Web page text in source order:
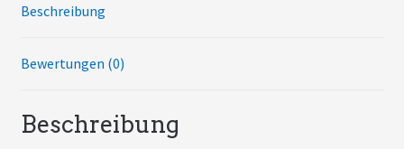
Beschreibung
Bewertungen (0)
Beschreibung